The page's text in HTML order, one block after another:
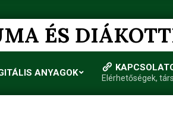
ÉS
ANYAGOK Elérhetőségek,